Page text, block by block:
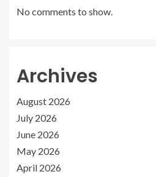
No comments to show.
Archives
August 2026
July 2026
June 2026
May 2026
April 2026